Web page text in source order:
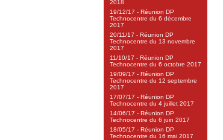
2018
19/12/17 - Réunion DP
Technocentre du 6 décembre
2017
20/11/17 - Réunion DP
Technocentre du 13 novembre
2017
11/10/17 - Réunion DP
Technocentre du 6 octobre 2017
19/09/17 - Réunion DP
Technocentre du 12 septembre
2017
17/07/17 - Réunion DP
Technocentre du 4 juillet 2017
14/06/17 - Réunion DP
Technocentre du 6 juin 2017
18/05/17 - Réunion DP
Technocentre du 16 mai 2017